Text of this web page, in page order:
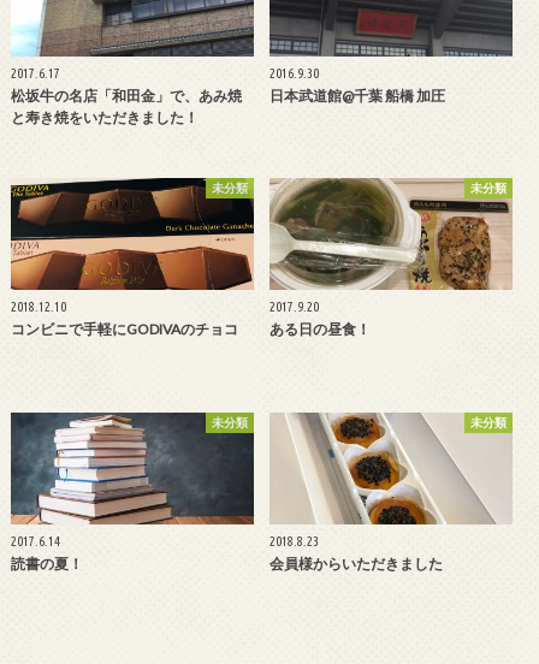
2017.6.17
松坂牛の名店「和田金」で、あみ焼
と寿き焼をいただきました！
2016.9.30
日本武道館@千葉 船橋 加圧
未分類
2018.12.10
コンビニで手軽にGODIVAのチョコ
未分類
2017.9.20
ある日の昼食！
未分類
2017.6.14
読書の夏！
未分類
2018.8.23
会員様からいただきました